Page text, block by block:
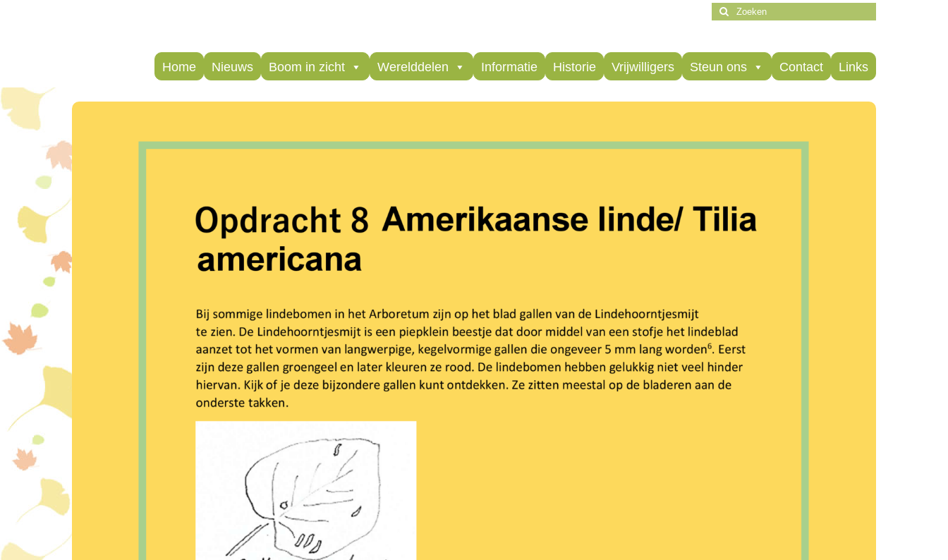
Zoeken
naar:
Home Nieuws Boom in zicht Werelddelen Informatie Historie Vrijwilligers Steun ons Contact Links